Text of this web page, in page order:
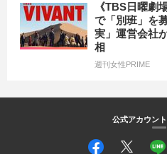
《TBS日曜劇
で「別班」を
実」運営会社
相
週刊女性PRIME
公式アカウン